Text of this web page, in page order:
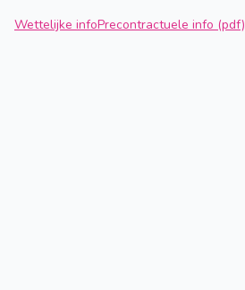
Wettelijke infoPrecontractuele info (pdf)